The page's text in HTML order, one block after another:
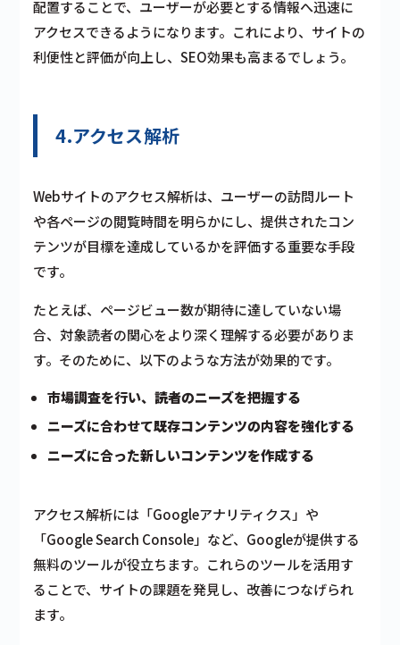
配置することで、ユーザーが必要とする情報へ迅速に
アクセスできるようになります。これにより、サイトの
利便性と評価が向上し、SEO効果も高まるでしょう。
4.アクセス解析
Webサイトのアクセス解析は、ユーザーの訪問ルート
や各ページの閲覧時間を明らかにし、提供されたコン
テンツが目標を達成しているかを評価する重要な手段
です。
たとえば、ページビュー数が期待に達していない場
合、対象読者の関心をより深く理解する必要がありま
す。そのために、以下のような方法が効果的です。
市場調査を行い、読者のニーズを把握する
ニーズに合わせて既存コンテンツの内容を強化する
ニーズに合った新しいコンテンツを作成する
アクセス解析には「Googleアナリティクス」や
「Google Search Console」など、Googleが提供する
無料のツールが役立ちます。これらのツールを活用す
ることで、サイトの課題を発見し、改善につなげられ
ます。